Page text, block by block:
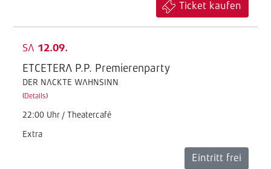
Ticket kaufen
SA 12.09.
ETCETERA P.P. Premierenparty
DER NACKTE WAHNSINN
(Details)
22:00 Uhr / Theatercafé
Extra
Eintritt frei